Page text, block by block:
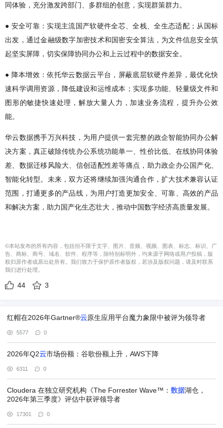
同体验，充分激发跨部门、多群组的创意，实现群策群力。
● 安全可靠：实现主流国产软硬件全芯、全栈、全生态适配；从国标
出发，通过金融级数字加密技术和国密安全算法，为文件信息安全筑
起坚实屏障，切实保障协同办公和上云过程中的数据安全。
● 降本增效：依托华云数据云平台，屏蔽底层软硬件差异，最优化快
速科学调用资源，降低建设和运维成本；实现多功能、轻量级文件和
图形的敏捷快速处理，解放大量人力，加速业务流程，提升办公效
能。
华云数据携手万兴科技，为用户提供一套完整的政企智能协同办公解
决方案，真正破除传统办公系统功能单一、性价比低、在线协同体验
差、数据迁移风险大、信创适配性差等痛点，助力政企办公国产化、
智能化转型。未来，双方还将继续加强沟通合作，扩大技术兼容认证
范围，打通更多的产品线，为用户打造更加安全、可靠、高效的产品
和解决方案，助力国产化生态壮大，推动中国数字经济高质量发展。
©本站发布的所有内容，包括但不限于文字、图片、音频、视频、图表、标志、标识、广
告、商标、商号、域名、软件、程序等，除特别标明外，均来源于网络或用户投稿，版
权归原作者或原出处所有。我们致力于保护原作者版权，若涉及版权问题，请及时联系
我们进行处理。
44 3
红帽在2026年Gartner®云原生应用平台魔力象限中被评为领导者
5577 0
2026年Q2云市场份额：谷歌份额上升，AWS下降
6311 0
Cloudera 在独立研究机构《The Forrester Wave™： 数据湖仓，
2026年第三季度》评估中获评领导者
17301 0